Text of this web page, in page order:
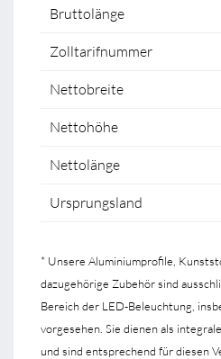
Bruttolänge
Zolltarifnummer
Nettobreite
Nettohöhe
Nettolänge
Ursprungsland
* Unsere Aluminiumprofile,
dazugehörige Zubehör sind
Bereich der LED-Beleuchtung,
vorgesehen. Sie dienen als
und sind entsprechend für diesen